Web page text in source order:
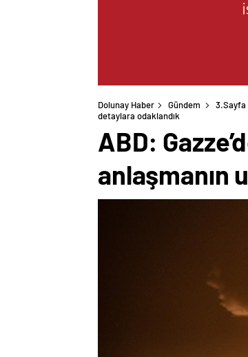
Dolunay Haber Gündem 3.Sayfa
ABD:
anlaşmanın